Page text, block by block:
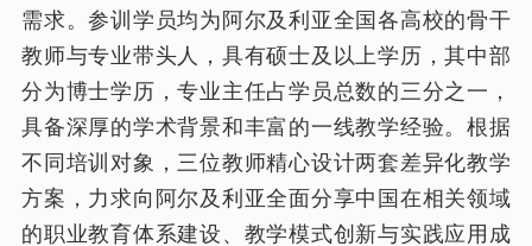
需求。参训学员均为阿尔及利亚全国各高校的骨干
教师与专业带头人，具有硕士及以上学历，其中部
分为博士学历，专业主任占学员总数的三分之一，
具备深厚的学术背景和丰富的一线教学经验。根据
不同培训对象，三位教师精心设计两套差异化教学
方案，力求向阿尔及利亚全面分享中国在相关领域
的职业教育体系建设、教学模式创新与实践应用成